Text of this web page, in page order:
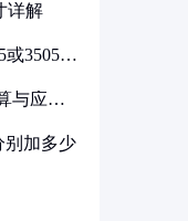
详解
或3505代
与应用
别加多少